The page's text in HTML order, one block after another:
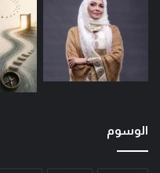
الوسوم